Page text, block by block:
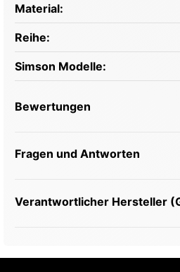
Material:
Reihe:
Simson Modelle:
Bewertungen
Fragen und Antworten
Verantwortlicher Hersteller